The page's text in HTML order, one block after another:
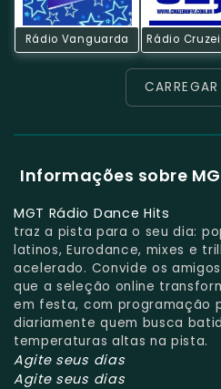
Rádio Vanguarda
Informações sobre
MGT Rádio Dance Hits
traz a pista para o seu dia:
latinos, Eurodance, mixes e
acelerado. Convide os
que a seleção online
em festa, com programação
diariamente quem busca
temperaturas altas na pista.
Agite seus dias
Agite seus dias